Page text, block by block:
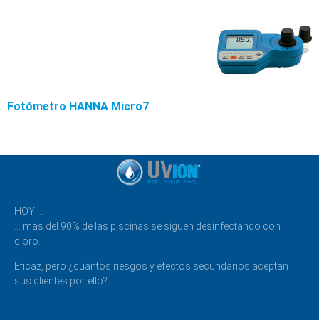
Fotómetro HANNA Micro7
HOY …
… más del 90% de las piscinas se siguen desinfectando con
cloro.
Eficaz, pero ¿cuántos riesgos y efectos secundarios aceptan
sus clientes por ello?